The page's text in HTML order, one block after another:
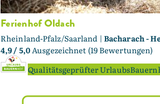
Ferienhof Oldach
Rheinland-Pfalz/Saarland | Bacharach -
4,9/ 5,0Ausgezeichnet (19 Bewertungen)
Qualitätsgeprüfter